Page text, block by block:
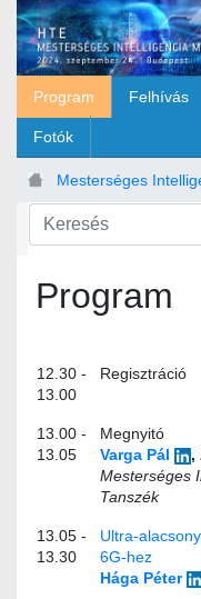
Ugrás a fő tartalomhoz
Program Felhívás
Fotók
Mesterséges
Program
12.30 -
13.00
Regisztráció
13.00 -
13.05
Megnyitó
Varga Pál
,
Mesterséges
Tanszék
13.05 -
13.30
Ultra-
6G-hez
Hága Péter